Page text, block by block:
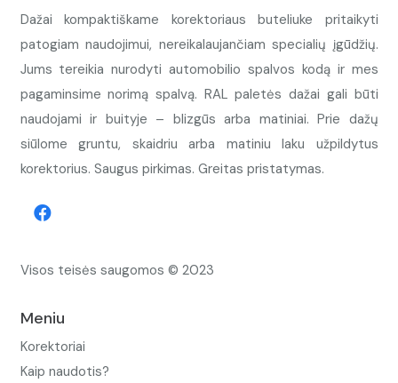
Dažai kompaktiškame korektoriaus buteliuke pritaikyti
patogiam naudojimui, nereikalaujančiam specialių įgūdžių.
Jums tereikia nurodyti automobilio spalvos kodą ir mes
pagaminsime norimą spalvą. RAL paletės dažai gali būti
naudojami ir buityje – blizgūs arba matiniai. Prie dažų
siūlome gruntu, skaidriu arba matiniu laku užpildytus
korektorius. Saugus pirkimas. Greitas pristatymas.
Visos teisės saugomos © 2023
Meniu
Korektoriai
Kaip naudotis?